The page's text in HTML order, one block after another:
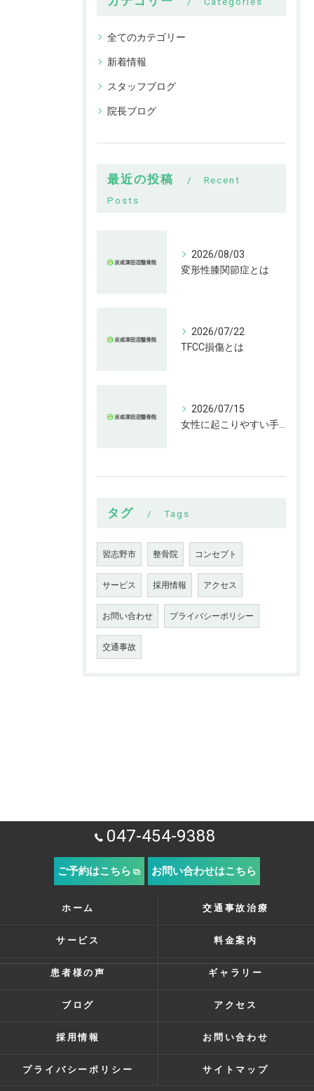
全てのカテゴリー
新着情報
スタッフブログ
院長ブログ
最近の投稿
Recent
Posts
2026/08/03
変形性膝関節症とは
2026/07/22
TFCC損傷とは
2026/07/15
タグ Tags
習志野市 整骨院 コンセプト
サービス 採用情報 アクセス
お問い合わせ プライバシーポリシー
交通事故
047-454-9388
ご予約はこちら お問い合わせはこちら
ホーム 交通事故治療
サービス 料金案内
患者様の声 ギャラリー
ブログ アクセス
採用情報 お問い合わせ
プライバシーポリシー サイトマップ